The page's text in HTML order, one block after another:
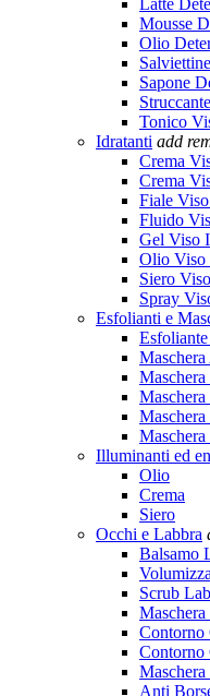
Latte
Mousse
Olio
Sapone
Tonico
Idratanti add
Crema
Crema
Fiale
Fluido
Gel Viso
Olio Viso
Siero
Spray
Esfolianti e
Illuminanti ed
Olio
Crema
Siero
Occhi e Labbra
Balsamo
Scrub
Contorno
Contorno
Anti